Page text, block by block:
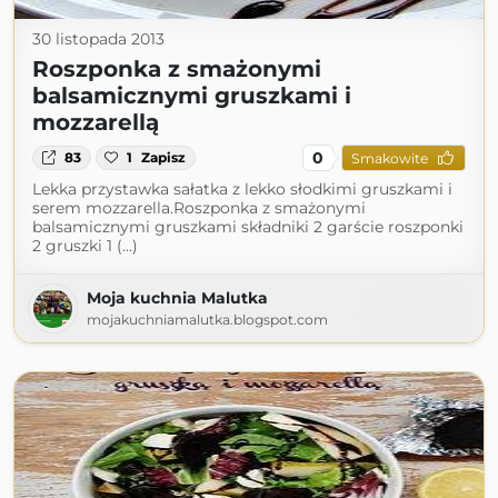
30 listopada 2013
Roszponka z smażonymi
balsamicznymi gruszkami i
mozzarellą
83 1 Zapisz 0 Smakowite
Lekka przystawka sałatka z lekko słodkimi gruszkami i
serem mozzarella.Roszponka z smażonymi
balsamicznymi gruszkami składniki 2 garście roszponki
2 gruszki 1 (...)
Moja kuchnia Malutka
mojakuchniamalutka.blogspot.com